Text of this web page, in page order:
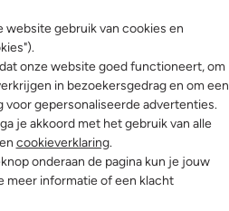
website gebruik van cookies en
onze website goed functioneert, om
in bezoekersgedrag en om een
gepersonaliseerde advertenties.
je akkoord met het gebruik van alle
en cookieverklaring.
onderaan de pagina kun je jouw
meer informatie of een klacht
Gewone chemische reiniging
Niet bleken